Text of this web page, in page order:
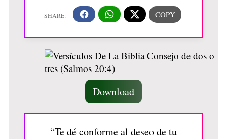
Download
“Te dé conforme al deseo de tu